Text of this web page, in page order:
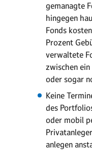
gemanagte
hingegen
Fonds
Prozent
verwaltete
zwischen
oder sogar
Keine
des
oder mobil
anlegen